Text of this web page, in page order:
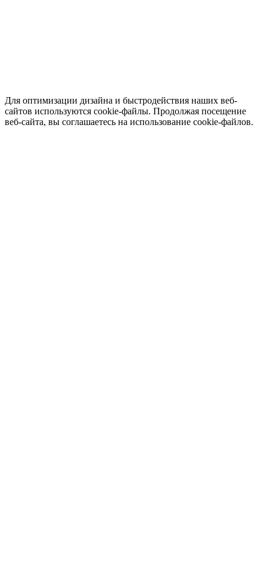
Для оптимизации дизайна и быстродействия наших веб-
сайтов используются cookie-файлы. Продолжая посещение
веб-сайта, вы соглашаетесь на использование cookie-файлов.